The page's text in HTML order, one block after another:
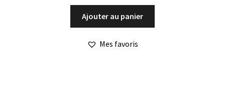
Ajouter au panier
Mes favoris